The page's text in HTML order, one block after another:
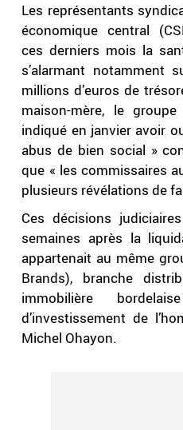
Les représentants
économique central
ces derniers mois la
s’alarmant notamment
millions d’euros de
maison-mère, le
indiqué en janvier avoir
abus de bien social »
que « les commissaires
plusieurs révélations de
Ces décisions
semaines après la
appartenait au même
Brands), branche
immobilière
d’investissement de
Michel Ohayon.